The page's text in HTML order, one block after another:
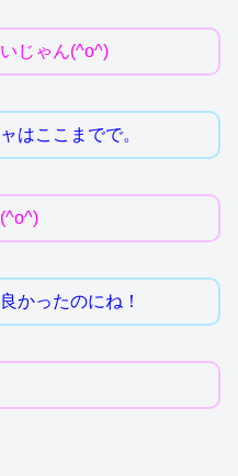
じゃん(^o^)
はここまでで。
かったのにね！